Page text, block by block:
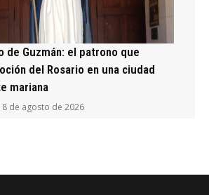
de Guzmán: el patrono que
del Rosario en una ciudad
mariana
de agosto de 2026